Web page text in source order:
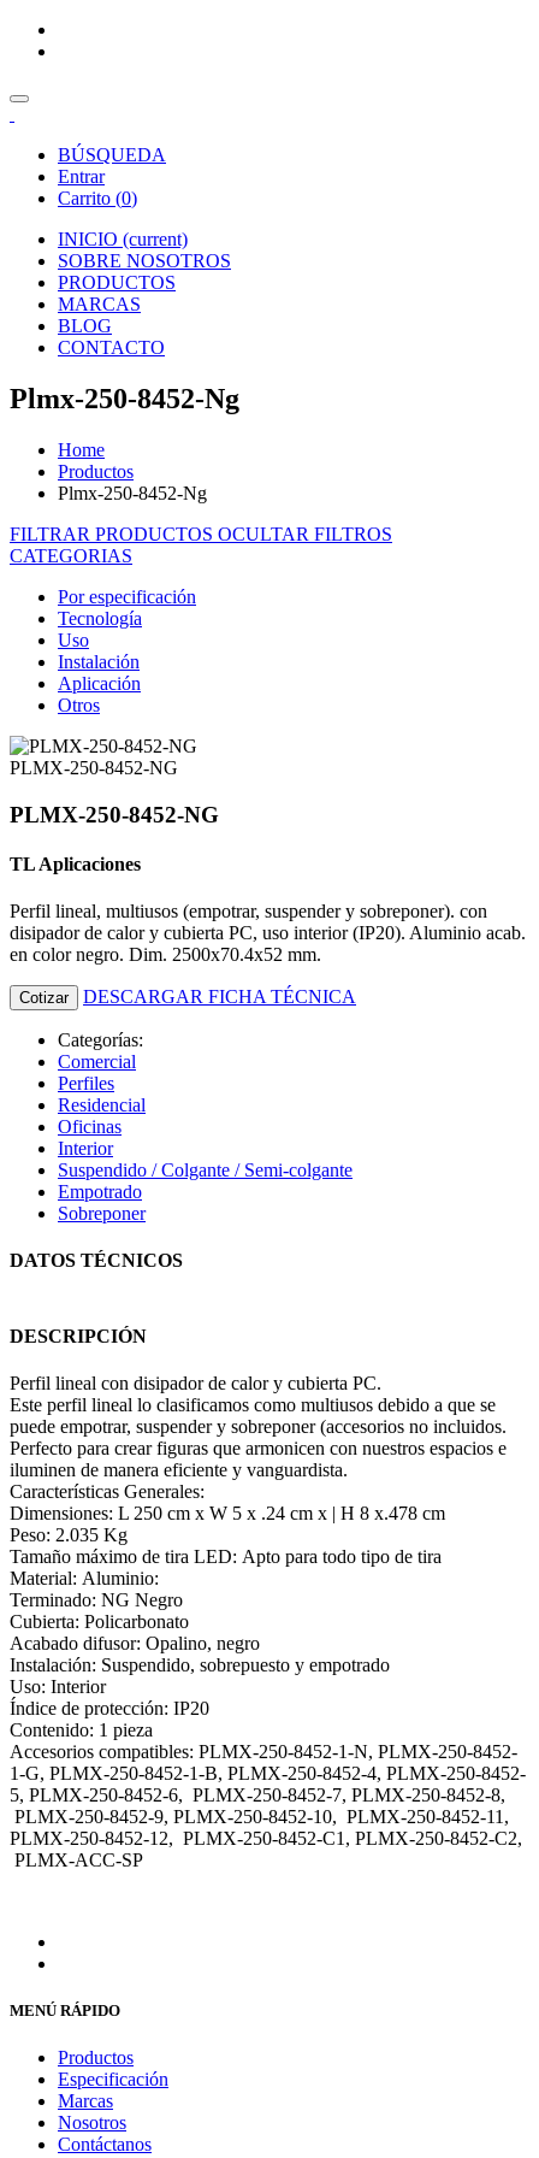
BÚSQUEDA
Entrar
Carrito (0)
INICIO (current)
SOBRE NOSOTROS
PRODUCTOS
MARCAS
BLOG
CONTACTO
Plmx-250-8452-Ng
Home
Productos
Plmx-250-8452-Ng
FILTRAR PRODUCTOS OCULTAR FILTROS
CATEGORIAS
Por especificación
Tecnología
Uso
Instalación
Aplicación
Otros
PLMX-250-8452-NG
PLMX-250-8452-NG
TL Aplicaciones
Perfil lineal, multiusos (empotrar, suspender y sobreponer). con
disipador de calor y cubierta PC, uso interior (IP20). Aluminio acab.
en color negro. Dim. 2500x70.4x52 mm.
Cotizar DESCARGAR FICHA TÉCNICA
Categorías:
Comercial
Perfiles
Residencial
Oficinas
Interior
Suspendido / Colgante / Semi-colgante
Empotrado
Sobreponer
DATOS TÉCNICOS
DESCRIPCIÓN
Perfil lineal con disipador de calor y cubierta PC.
Este perfil lineal lo clasificamos como multiusos debido a que se
puede empotrar, suspender y sobreponer (accesorios no incluidos.
Perfecto para crear figuras que armonicen con nuestros espacios e
iluminen de manera eficiente y vanguardista.
Características Generales:
Dimensiones: L 250 cm x W 5 x .24 cm x | H 8 x.478 cm
Peso: 2.035 Kg
Tamaño máximo de tira LED: Apto para todo tipo de tira
Material: Aluminio:
Terminado: NG Negro
Cubierta: Policarbonato
Acabado difusor: Opalino, negro
Instalación: Suspendido, sobrepuesto y empotrado
Uso: Interior
Índice de protección: IP20
Contenido: 1 pieza
Accesorios compatibles: PLMX-250-8452-1-N, PLMX-250-8452-
1-G, PLMX-250-8452-1-B, PLMX-250-8452-4, PLMX-250-8452-
5, PLMX-250-8452-6, PLMX-250-8452-7, PLMX-250-8452-8,
PLMX-250-8452-9, PLMX-250-8452-10, PLMX-250-8452-11,
PLMX-250-8452-12, PLMX-250-8452-C1, PLMX-250-8452-C2,
PLMX-ACC-SP
MENÚ RÁPIDO
Productos
Especificación
Marcas
Nosotros
Contáctanos